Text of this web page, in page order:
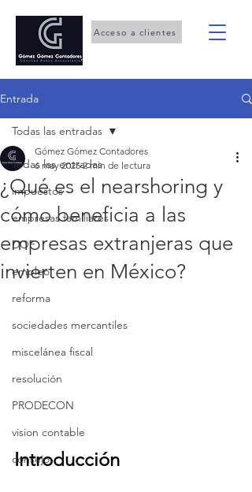
Acceso a clientes
Entrada
Todas las entradas
impuestos
empresas familiares
DOF
empleo
reforma
sociedades mercantiles
miscelánea fiscal
resolución
PRODECON
vision contable
consejo
Todas las entradas
¿Qué es el nearshoring y
cómo beneficia a las
empresas extranjeras que
invierten en México?
Gómez Gómez Contadores
6 may 2025 2 min de lectura
Introducción